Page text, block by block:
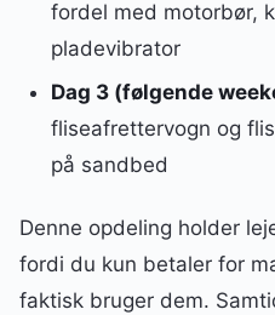
fordel med motorbør,
pladevibrator
Dag 3 (følgende
fliseafrettervogn og
på sandbed
Denne opdeling holder
fordi du kun betaler for
faktisk bruger dem.